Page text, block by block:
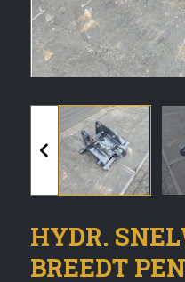
Vacatures
Login
Vermeldingen feed
WordPress.org
Verkoop
HYDR.
BREEDT